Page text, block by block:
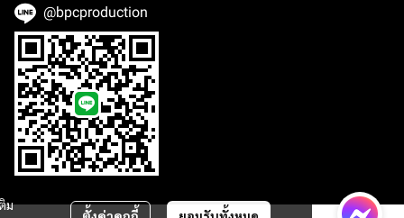
ม
@bpcproduction